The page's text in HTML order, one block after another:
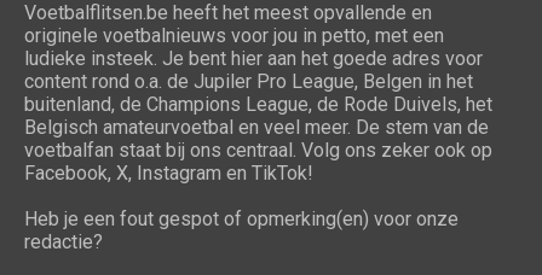
Voetbalflitsen.be heeft het meest opvallende en
originele voetbalnieuws voor jou in petto, met een
ludieke insteek. Je bent hier aan het goede adres voor
content rond o.a. de Jupiler Pro League, Belgen in het
buitenland, de Champions League, de Rode Duivels, het
Belgisch amateurvoetbal en veel meer. De stem van de
voetbalfan staat bij ons centraal. Volg ons zeker ook op
Facebook, X, Instagram en TikTok!
Heb je een fout gespot of opmerking(en) voor onze
redactie?